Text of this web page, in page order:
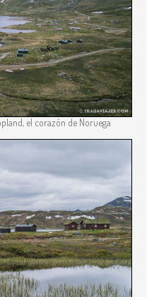
el corazón de Noruega